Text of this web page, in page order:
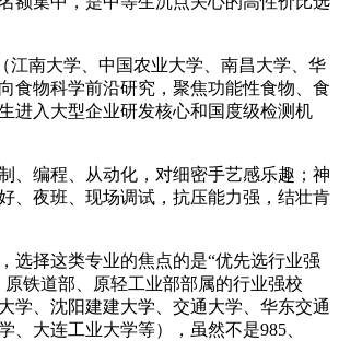
南大学、中国农业大学、南昌大学、华
食物科学前沿研究，聚焦功能性食物、食
进入大型企业研发核心和国度级检测机
编程、从动化，对细密手艺感乐趣；神
、夜班、现场调试，抗压能力强，结壮肯
择这类专业的焦点的是“优先选行业强
铁道部、原轻工业部部属的行业强校
学、沈阳建建大学、交通大学、华东交通
、大连工业大学等），虽然不是985、